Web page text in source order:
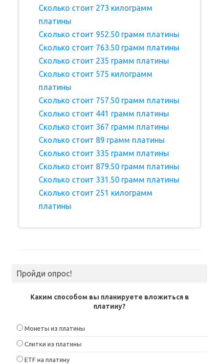
Сколько стоит 273 килограмм
платины
Сколько стоит 952.50 грамм платины
Сколько стоит 763.50 грамм платины
Сколько стоит 235 грамм платины
Сколько стоит 575 килограмм
платины
Сколько стоит 757.50 грамм платины
Сколько стоит 441 грамм платины
Сколько стоит 367 грамм платины
Сколько стоит 89 грамм платины
Сколько стоит 335 грамм платины
Сколько стоит 879.50 грамм платины
Сколько стоит 331.50 грамм платины
Сколько стоит 251 килограмм
платины
Пройди опрос!
Каким способом вы планируете вложиться в
платину?
Монеты из платины
Слитки из платины
ETF на платину